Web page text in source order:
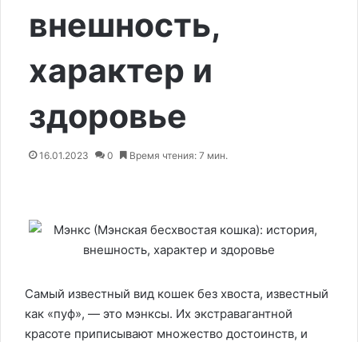
внешность,
характер и
здоровье
16.01.2023 0 Время чтения: 7 мин.
Самый известный вид кошек без хвоста, известный
как «пуф», — это мэнксы. Их экстравагантной
красоте приписывают множество достоинств, и